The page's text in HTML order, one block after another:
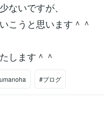
ないですが、
こうと思います＾＾
します＾＾
#ブログ